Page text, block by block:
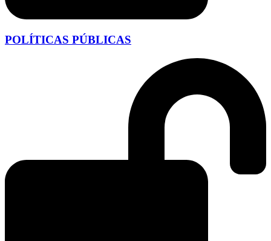
POLÍTICAS PÚBLICAS